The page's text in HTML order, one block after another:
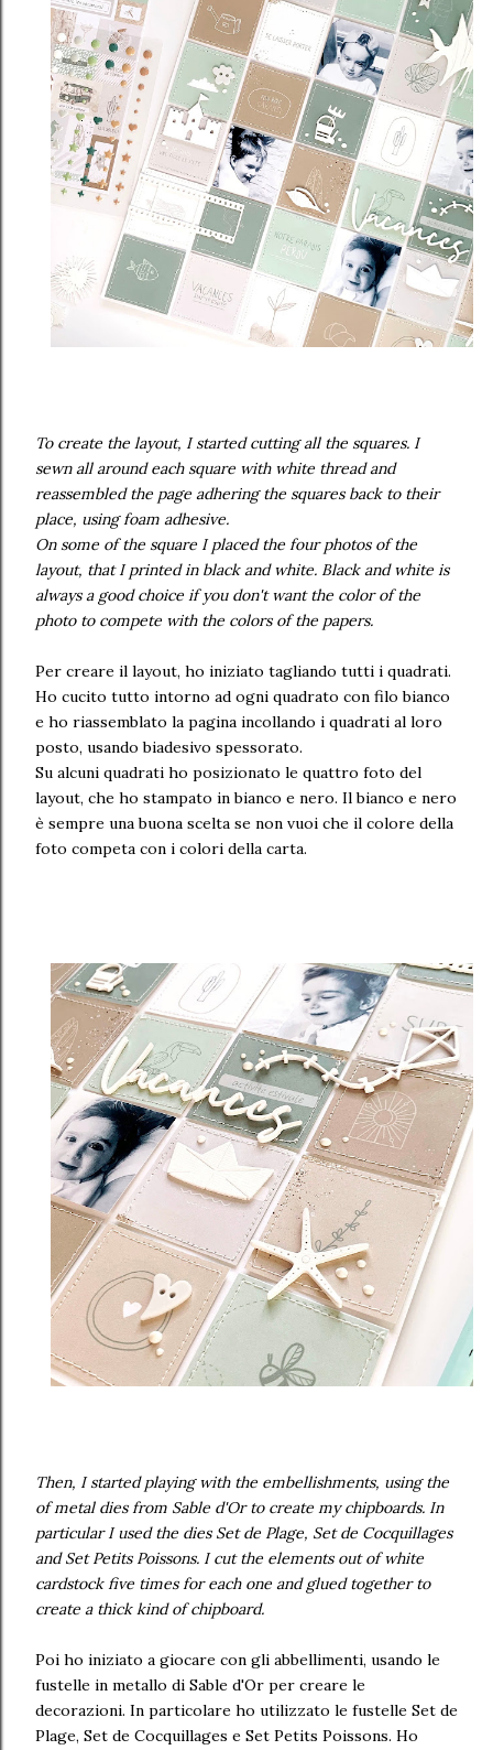
To create the layout, I started cutting all the squares. I
sewn all around each square with white thread and
reassembled the page adhering the squares back to their
place, using foam adhesive.
On some of the square I placed the four photos of the
layout, that I printed in black and white. Black and white is
always a good choice if you don't want the color of the
photo to compete with the colors of the papers.
Per creare il layout, ho iniziato tagliando tutti i quadrati.
Ho cucito tutto intorno ad ogni quadrato con filo bianco
e ho riassemblato la pagina incollando i quadrati al loro
posto, usando biadesivo spessorato.
Su alcuni quadrati ho posizionato le quattro foto del
layout, che ho stampato in bianco e nero. Il bianco e nero
è sempre una buona scelta se non vuoi che il colore della
foto competa con i colori della carta.
Then, I started playing with the embellishments, using the
of metal dies from Sable d'Or to create my chipboards. In
particular I used the dies Set de Plage, Set de Cocquillages
and Set Petits Poissons. I cut the elements out of white
cardstock five times for each one and glued together to
create a thick kind of chipboard.
Poi ho iniziato a giocare con gli abbellimenti, usando le
fustelle in metallo di Sable d'Or per creare le
decorazioni. In particolare ho utilizzato le fustelle Set de
Plage, Set de Cocquillages e Set Petits Poissons. Ho